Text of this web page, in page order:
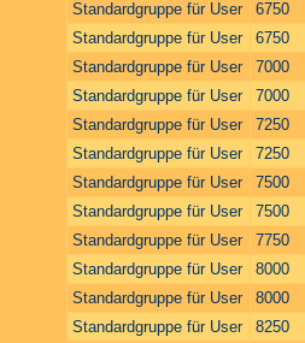
Standardgruppe für User
6750
Standardgruppe für User
6750
Standardgruppe für User
7000
Standardgruppe für User
7000
Standardgruppe für User
7250
Standardgruppe für User
7250
Standardgruppe für User
7500
Standardgruppe für User
7500
Standardgruppe für User
7750
Standardgruppe für User
8000
Standardgruppe für User
8000
Standardgruppe für User
8250